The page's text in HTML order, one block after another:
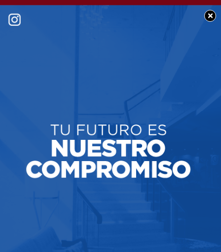
×
Se extravió billetera
con documentación a
nombre de Héctor
Esteban Franichebich